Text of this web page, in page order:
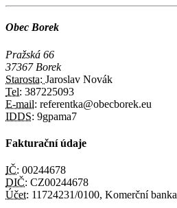
Obec Borek
Pražská 66
37367 Borek
Starosta: Jaroslav Novák
Tel: 387225093
E-mail: referentka@obecborek.eu
IDDS: 9gpama7
Fakturační údaje
IČ: 00244678
DIČ: CZ00244678
Účet: 11724231/0100, Komerční banka